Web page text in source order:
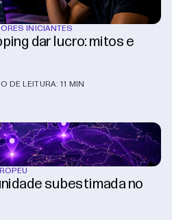
INICIANTES
dar lucro: mitos e
DE LEITURA: 11 MIN
subestimada no